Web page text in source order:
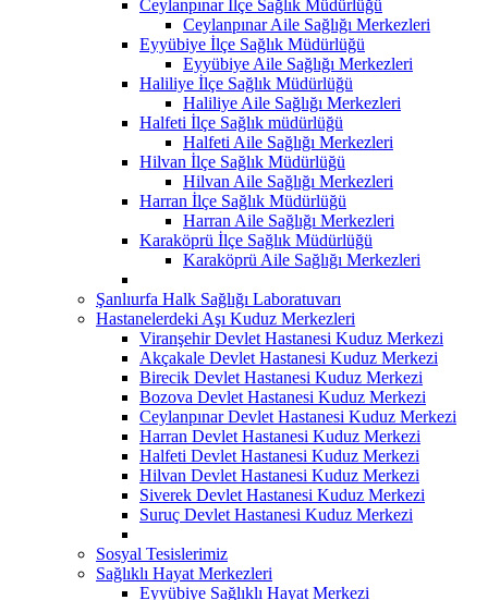
Ceylanpınar İlçe Sağlık Müdürlüğü
Ceylanpınar Aile Sağlığı Merkezleri
Eyyübiye İlçe Sağlık Müdürlüğü
Eyyübiye Aile Sağlığı Merkezleri
Haliliye İlçe Sağlık Müdürlüğü
Haliliye Aile Sağlığı Merkezleri
Halfeti İlçe Sağlık müdürlüğü
Halfeti Aile Sağlığı Merkezleri
Hilvan İlçe Sağlık Müdürlüğü
Hilvan Aile Sağlığı Merkezleri
Harran İlçe Sağlık Müdürlüğü
Harran Aile Sağlığı Merkezleri
Karaköprü İlçe Sağlık Müdürlüğü
Karaköprü Aile Sağlığı Merkezleri
Şanlıurfa Halk Sağlığı Laboratuvarı
Hastanelerdeki Aşı Kuduz Merkezleri
Viranşehir Devlet Hastanesi Kuduz Merkezi
Akçakale Devlet Hastanesi Kuduz Merkezi
Birecik Devlet Hastanesi Kuduz Merkezi
Bozova Devlet Hastanesi Kuduz Merkezi
Ceylanpınar Devlet Hastanesi Kuduz Merkezi
Harran Devlet Hastanesi Kuduz Merkezi
Halfeti Devlet Hastanesi Kuduz Merkezi
Hilvan Devlet Hastanesi Kuduz Merkezi
Siverek Devlet Hastanesi Kuduz Merkezi
Suruç Devlet Hastanesi Kuduz Merkezi
Sosyal Tesislerimiz
Sağlıklı Hayat Merkezleri
Eyyübiye Sağlıklı Hayat Merkezi